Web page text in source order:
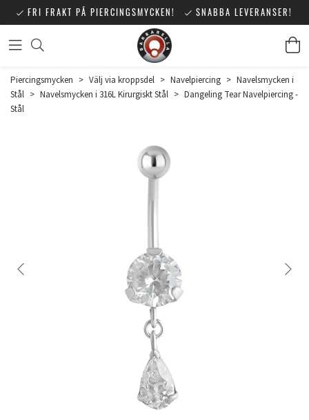
FRI FRAKT PÅ PIERCINGSMYCKEN! SNABBA LEVERANSER!
Piercingsmycken > Välj via kroppsdel > Navelpiercing > Navelsmycken i
Stål > Navelsmycken i 316L Kirurgiskt Stål > Dangeling Tear Navelpiercing -
Stål